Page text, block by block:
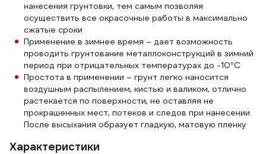
нанесения грунтовки, тем самым позволяя
осуществить все окрасочные работы в максимально
сжатые сроки
Применение в зимнее время – дает возможность
проводить грунтование металлоконструкций в зимний
период при отрицательных температурах до -10°С
Простота в применении – грунт легко наносится
воздушным распылением, кистью и валиком, отлично
растекается по поверхности, не оставляя не
прокрашенных мест, потеков и следов при нанесении
После высыхания образует гладкую, матовую пленку
Характеристики